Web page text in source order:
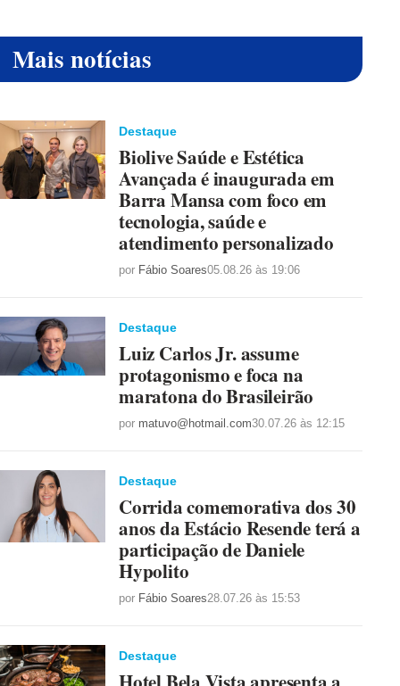
Mais notícias
Destaque
Biolive Saúde e Estética
Avançada é inaugurada em
Barra Mansa com foco em
tecnologia, saúde e
atendimento personalizado
por Fábio Soares05.08.26 às 19:06
Destaque
Luiz Carlos Jr. assume
protagonismo e foca na
maratona do Brasileirão
por matuvo@hotmail.com30.07.26 às 12:15
Destaque
Corrida comemorativa dos 30
anos da Estácio Resende terá a
participação de Daniele
Hypolito
por Fábio Soares28.07.26 às 15:53
Destaque